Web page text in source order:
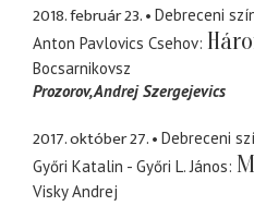
2018. február 23.
Debreceni
Anton Pavlovics Csehov
Bocsarnikovsz
Prozorov, Andrej Szergejevics
2017. október 27.
Debreceni
Győri Katalin - Győri L. János
Visky Andrej